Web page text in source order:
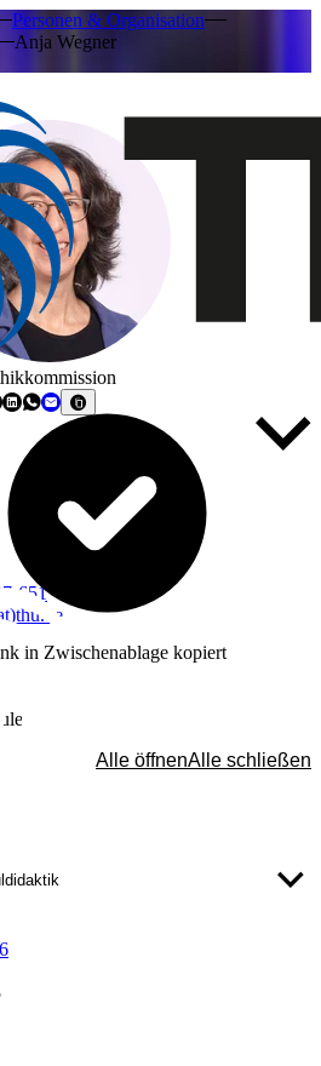
Personen & Organisation
Anja Wegner
in Zwischenablage kopiert
651
Alle öffnenAlle schließen